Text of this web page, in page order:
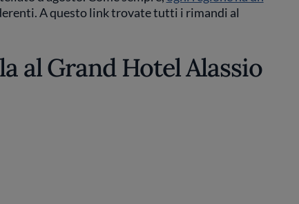
A questo link trovate tutti i rimandi al
al Grand Hotel Alassio